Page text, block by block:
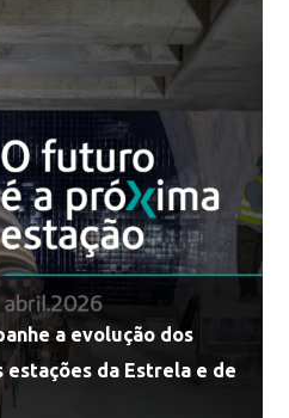
a evolução dos
da Estrela e de